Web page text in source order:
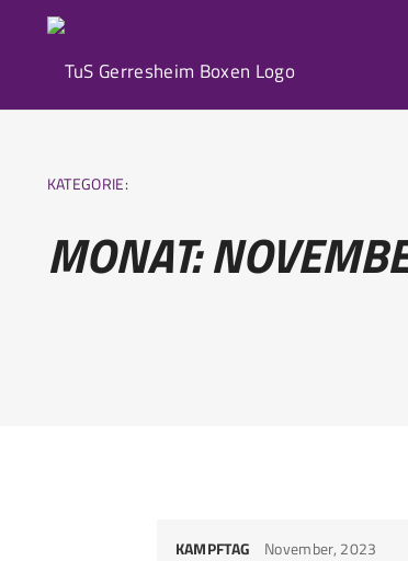
KATEGORIE:
MONAT:
KAMPFTAG November, 2023